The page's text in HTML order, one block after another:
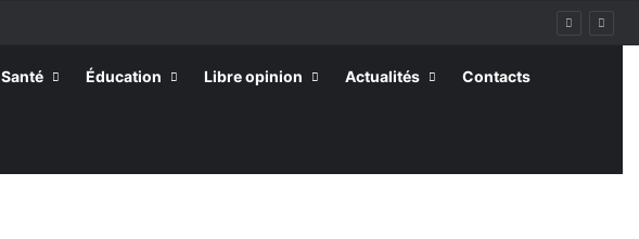
Santé Éducation Libre opinion Actualités Contacts